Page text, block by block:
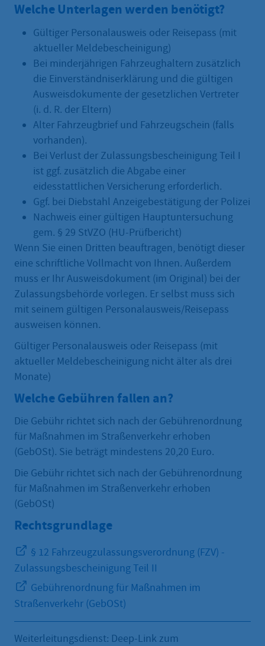
Welche Unterlagen werden benötigt?
Gültiger Personalausweis oder Reisepass (mit
aktueller Meldebescheinigung)
Bei minderjährigen Fahrzeughaltern zusätzlich
die Einverständniserklärung und die gültigen
Ausweisdokumente der gesetzlichen Vertreter
(i. d. R. der Eltern)
Alter Fahrzeugbrief und Fahrzeugschein (falls
vorhanden).
Bei Verlust der Zulassungsbescheinigung Teil I
ist ggf. zusätzlich die Abgabe einer
eidesstattlichen Versicherung erforderlich.
Ggf. bei Diebstahl Anzeigebestätigung der Polizei
Nachweis einer gültigen Hauptuntersuchung
gem. § 29 StVZO (HU-Prüfbericht)
Wenn Sie einen Dritten beauftragen, benötigt dieser
eine schriftliche Vollmacht von Ihnen. Außerdem
muss er Ihr Ausweisdokument (im Original) bei der
Zulassungsbehörde vorlegen. Er selbst muss sich
mit seinem gültigen Personalausweis/Reisepass
ausweisen können.
Gültiger Personalausweis oder Reisepass (mit
aktueller Meldebescheinigung nicht älter als drei
Monate)
Welche Gebühren fallen an?
Die Gebühr richtet sich nach der Gebührenordnung
für Maßnahmen im Straßenverkehr erhoben
(GebOSt). Sie beträgt mindestens 20,20 Euro.
Die Gebühr richtet sich nach der Gebührenordnung
für Maßnahmen im Straßenverkehr erhoben
(GebOSt)
Rechtsgrundlage
§ 12 Fahrzeugzulassungsverordnung (FZV) -
Zulassungsbescheinigung Teil II
Gebührenordnung für Maßnahmen im
Straßenverkehr (GebOSt)
Weiterleitungsdienst: Deep-Link zum